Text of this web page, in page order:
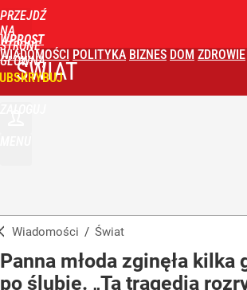
PRZEJDŹ
NA
STRONĘ
GŁÓWNĄ
WPROST
WIADOMOŚCI POLITYKA BIZNES DOM ZDROWIE
ŚWIAT
Wiadomości / Świat
Panna młoda zginęła kilka
po ślubie. „Ta tragedia